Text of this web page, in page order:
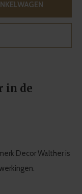
in de
Decor Walther is